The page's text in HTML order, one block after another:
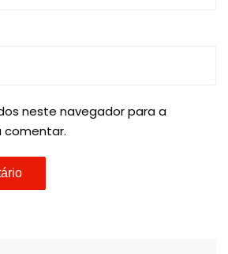
neste navegador para a
comentar.